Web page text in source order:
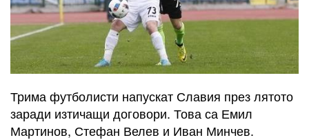
Трима футболисти напускат Славия през лятото
заради изтичащи договори. Това са Емил
Мартинов, Стефан Велев и Иван Минчев.